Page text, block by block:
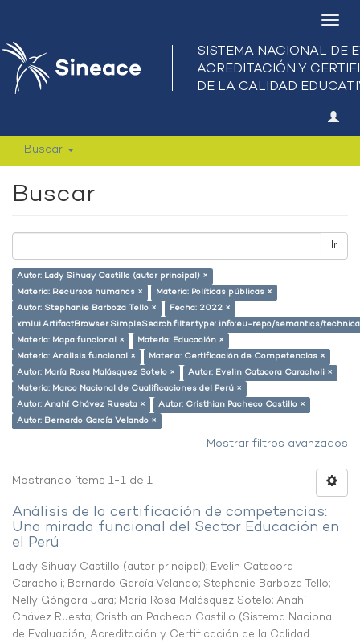
Buscar
Buscar
Ir
Autor: Lady Sihuay Castillo (autor principal) ×
Materia: Recursos humanos ×
Materia: Políticas públicas ×
Autor: Stephanie Barboza Tello ×
Fecha: 2022 ×
xmlui.ArtifactBrowser.SimpleSearch.filter.type: info:eu-repo/semantics/
Materia: Mapa funcional ×
Materia: Educación ×
Materia: Análisis funcional ×
Materia: Certificación de Competencias ×
Autor: María Rosa Malásquez Sotelo ×
Autor: Evelin Catacora Caracholi ×
Materia: Marco Nacional de Cualificaciones del Perú ×
Autor: Anahí Chávez Ruesta ×
Autor: Cristhian Pacheco Castillo ×
Autor: Bernardo García Velando ×
Mostrar filtros avanzados
Mostrando ítems 1-1 de 1
Análisis de la certificación de competencias:
Una mirada funcional del Sector Educación en
el Perú
Lady Sihuay Castillo (autor principal); Evelin Catacora
Caracholi; Bernardo García Velando; Stephanie Barboza Tello;
Nelly Góngora Jara; María Rosa Malásquez Sotelo; Anahí
Chávez Ruesta; Cristhian Pacheco Castillo (Sistema Nacional
de Evaluación, Acreditación y Certificación de la Calidad